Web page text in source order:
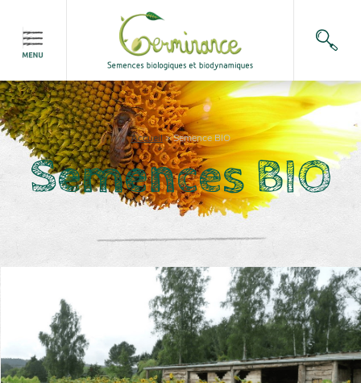
Accueil>Semence BIO
Semences BIO